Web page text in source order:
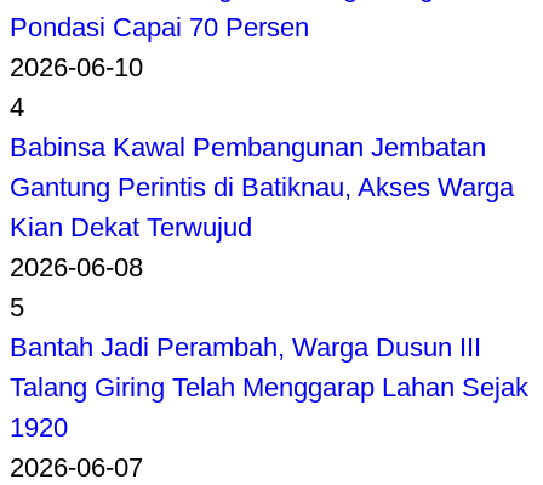
Pondasi Capai 70 Persen
2026-06-10
4
Babinsa Kawal Pembangunan Jembatan
Gantung Perintis di Batiknau, Akses Warga
Kian Dekat Terwujud
2026-06-08
5
Bantah Jadi Perambah, Warga Dusun III
Talang Giring Telah Menggarap Lahan Sejak
1920
2026-06-07